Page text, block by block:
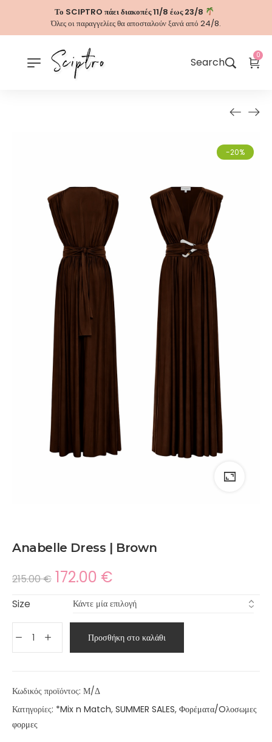
Το SCIPTRO πάει διακοπές 11/8 έως 23/8
Όλες οι παραγγελίες θα αποσταλούν ξανά από 24/8.
Search
0
-20%
Anabelle Dress | Brown
215.00€ 172.00 €
Size
Προσθήκη στο καλάθι
Κωδικός προϊόντος: Μ/Δ
Κατηγορίες: *Mix n Match, SUMMER SALES, Φορέματα/Oλοσωμες
φορμες